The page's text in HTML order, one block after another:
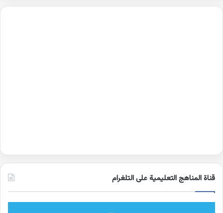
قناة المناهج التعليمية على التلغرام